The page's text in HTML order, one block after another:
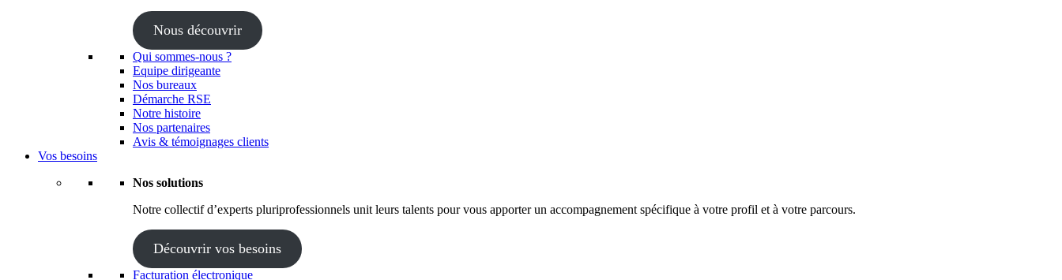
Nous découvrir
Qui sommes-nous ?
Equipe dirigeante
Nos bureaux
Démarche RSE
Notre histoire
Nos partenaires
Avis & témoignages clients
Vos besoins
Nos solutions
Notre collectif d’experts pluriprofessionnels unit leurs talents pour vous apporter un accompagnement spécifique à votre profil et à votre parcours.
Découvrir vos besoins
Facturation électronique